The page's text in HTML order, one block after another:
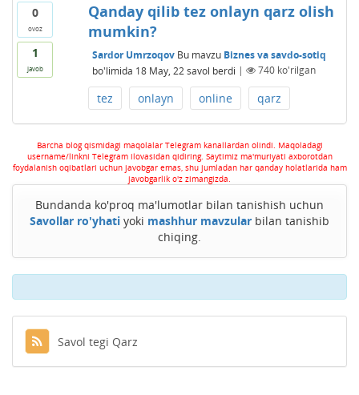
0
ovoz
1
javob
Qanday qilib tez onlayn qarz olish
mumkin?
Sardor Umrzoqov Bu mavzu Biznes va savdo-sotiq
bo'limida 18 May, 22 savol berdi | 740ko'rilgan
tez onlayn online qarz
Barcha blog qismidagi maqolalar Telegram kanallardan olindi. Maqoladagi
username/linkni Telegram ilovasidan qidiring. Saytimiz ma'muriyati axborotdan
foydalanish oqibatlari uchun javobgar emas, shu jumladan har qanday holatlarida ham
javobgarlik o'z zimangizda.
Bundanda ko'proq ma'lumotlar bilan tanishish uchun
Savollar ro'yhati yoki mashhur mavzular bilan tanishib
chiqing.
Savol tegi Qarz